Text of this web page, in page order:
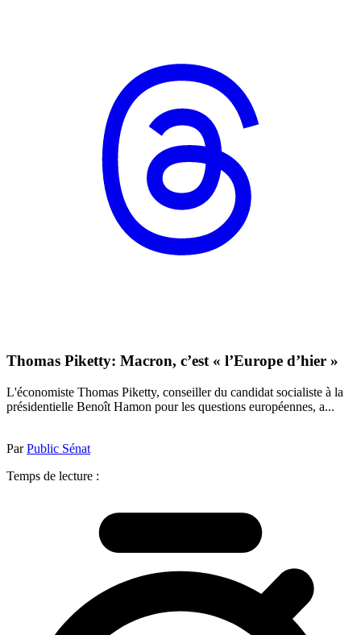
Thomas Piketty: Macron, c’est « l’Europe d’hier »
L'économiste Thomas Piketty, conseiller du candidat socialiste à la
présidentielle Benoît Hamon pour les questions européennes, a...
ParPublic Sénat
Temps de lecture :